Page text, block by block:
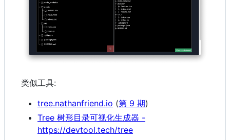
类似工具:
tree.nathanfriend.io (第 9 期)
Tree 树形目录可视化生成器 -
https://devtool.tech/tree